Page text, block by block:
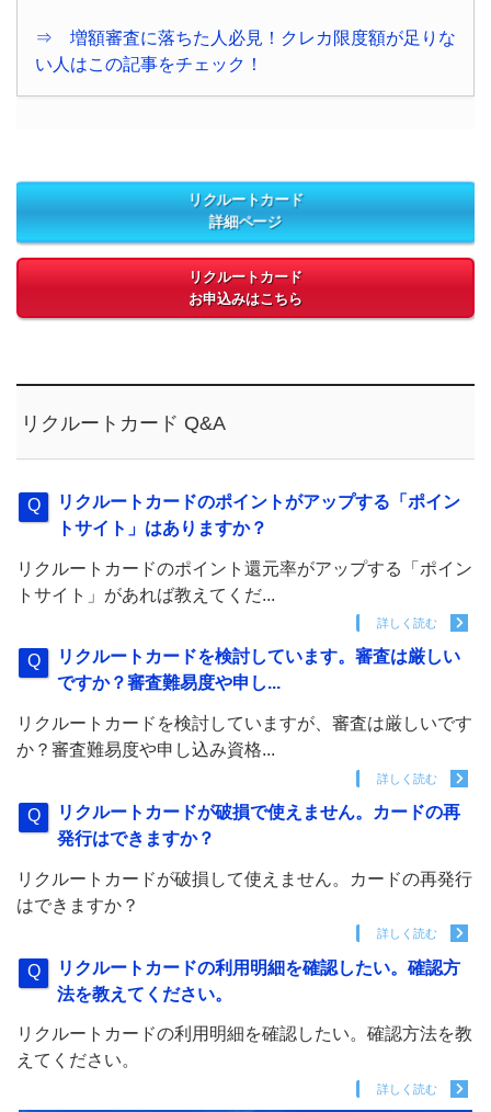
⇒ 増額審査に落ちた人必見！クレカ限度額が足りな
い人はこの記事をチェック！
リクルートカード
詳細ページ
リクルートカード
お申込みはこちら
リクルートカード Q&A
リクルートカードのポイントがアップする「ポイン
トサイト」はありますか？
リクルートカードのポイント還元率がアップする「ポイン
トサイト」があれば教えてくだ...
詳しく読む
リクルートカードを検討しています。審査は厳しい
ですか？審査難易度や申し...
リクルートカードを検討していますが、審査は厳しいです
か？審査難易度や申し込み資格...
詳しく読む
リクルートカードが破損で使えません。カードの再
発行はできますか？
リクルートカードが破損して使えません。カードの再発行
はできますか？
詳しく読む
リクルートカードの利用明細を確認したい。確認方
法を教えてください。
リクルートカードの利用明細を確認したい。確認方法を教
えてください。
詳しく読む